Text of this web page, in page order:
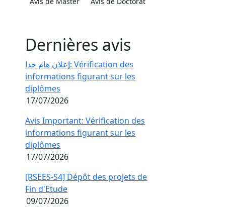
Dernières avis
إعلان هام جدا: Vérification des
informations figurant sur les
diplômes
17/07/2026
Avis Important: Vérification des
informations figurant sur les
diplômes
17/07/2026
[RSEES-S4] Dépôt des projets de
Fin d'Etude
09/07/2026